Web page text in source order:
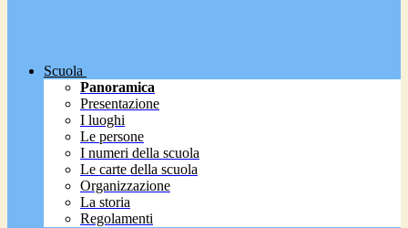
Scuola
Panoramica
Presentazione
I luoghi
Le persone
I numeri della scuola
Le carte della scuola
Organizzazione
La storia
Regolamenti